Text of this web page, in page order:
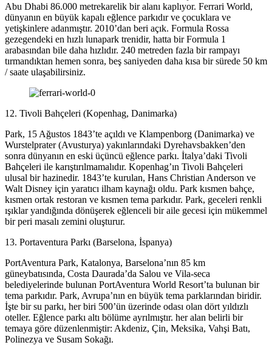
Abu Dhabi 86.000 metrekarelik bir alanı kaplıyor. Ferrari World,
dünyanın en büyük kapalı eğlence parkıdır ve çocuklara ve
yetişkinlere adanmıştır. 2010’dan beri açık. Formula Rossa
gezegendeki en hızlı lunapark trenidir, hatta bir Formula 1
arabasından bile daha hızlıdır. 240 metreden fazla bir rampayı
tırmandıktan hemen sonra, beş saniyeden daha kısa bir sürede 50 km
/ saate ulaşabilirsiniz.
12. Tivoli Bahçeleri (Kopenhag, Danimarka)
Park, 15 Ağustos 1843’te açıldı ve Klampenborg (Danimarka) ve
Wurstelprater (Avusturya) yakınlarındaki Dyrehavsbakken’den
sonra dünyanın en eski üçüncü eğlence parkı. İtalya’daki Tivoli
Bahçeleri ile karıştırılmamalıdır. Kopenhag’ın Tivoli Bahçeleri
ulusal bir hazinedir. 1843’te kurulan, Hans Christian Anderson ve
Walt Disney için yaratıcı ilham kaynağı oldu. Park kısmen bahçe,
kısmen ortak restoran ve kısmen tema parkıdır. Park, geceleri renkli
ışıklar yandığında dönüşerek eğlenceli bir aile gecesi için mükemmel
bir peri masalı zemini oluşturur.
13. Portaventura Parkı (Barselona, ​​İspanya)
PortAventura Park, Katalonya, Barselona’nın 85 km
güneybatısında, Costa Daurada’da Salou ve Vila-seca
belediyelerinde bulunan PortAventura World Resort’ta bulunan bir
tema parkıdır. Park, Avrupa’nın en büyük tema parklarından biridir.
İşte bir su parkı, her biri 500’ün üzerinde odası olan dört yıldızlı
oteller. Eğlence parkı altı bölüme ayrılmıştır. her alan belirli bir
temaya göre düzenlenmiştir: Akdeniz, Çin, Meksika, Vahşi Batı,
Polinezya ve Susam Sokağı.